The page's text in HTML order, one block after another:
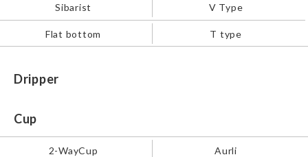
Sibarist V Type
Flat bottom T type
Dripper
Cup
2-WayCup Aurli